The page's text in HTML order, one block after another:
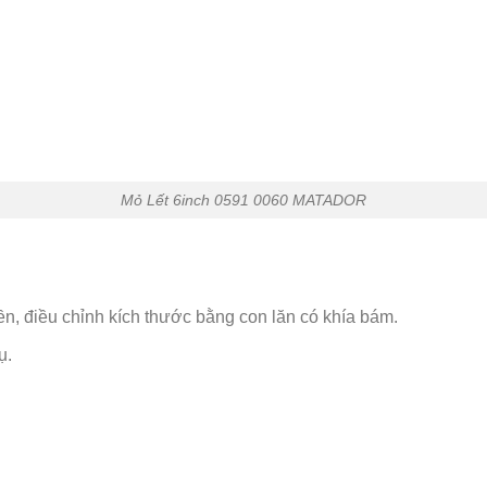
Mỏ Lết 6inch 0591 0060 MATADOR
điều chỉnh kích thước bằng con lăn có khía bám.